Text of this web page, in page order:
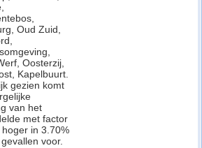
Oud Zuid,
Oosterzij,
Kapelbuurt.
gezien komt
van het
met factor
hoger in 3.70%
voor.